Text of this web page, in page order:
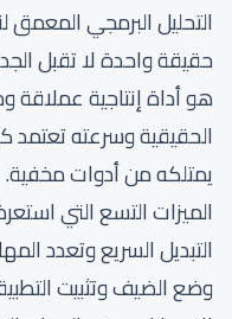
التحليل البرمجي المعمق
حقيقة واحدة لا تقبل
هو أداة إنتاجية عملاقة
الحقيقية وسرعته
يمتلكه من أدوات مخفية.
الميزات التسع التي
التبديل السريع وتعدد
وضع الضيف وتثبيت